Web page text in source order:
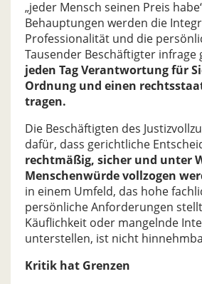
„jeder Mensch seinen Preis
Behauptungen werden die
Professionalität und die
Tausender Beschäftigter infrage
jeden Tag Verantwortung für
Ordnung und einen
tragen.
Die Beschäftigten des
dafür, dass gerichtliche
rechtmäßig, sicher und unter
Menschenwürde vollzogen
in einem Umfeld, das hohe
persönliche Anforderungen
Käuflichkeit oder mangelnde
unterstellen, ist nicht
Kritik hat Grenzen